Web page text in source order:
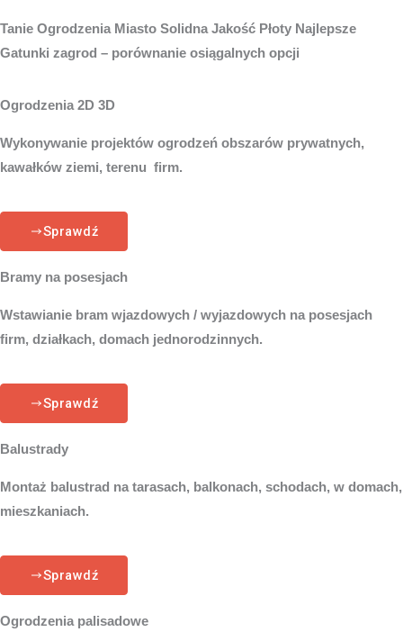
Tanie Ogrodzenia Miasto Solidna Jakość Płoty Najlepsze
Gatunki zagrod – porównanie osiągalnych opcji
Ogrodzenia 2D 3D
Wykonywanie projektów ogrodzeń obszarów prywatnych,
kawałków ziemi, terenu firm.
Sprawdź
Bramy na posesjach
Wstawianie bram wjazdowych / wyjazdowych na posesjach
firm, działkach, domach jednorodzinnych.
Sprawdź
Balustrady
Montaż balustrad na tarasach, balkonach, schodach, w domach,
mieszkaniach.
Sprawdź
Ogrodzenia palisadowe